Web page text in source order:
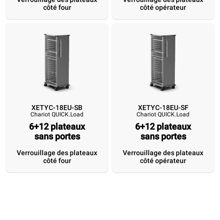
Verrouillage des Verrouillage des
Verrouillage des Verrouillage
côté four
côté opérateur
XETYC-18EU-SB
Chariot QUICK.Load
6+12 plateaux
sans portes
Verrouillage des plateaux
côté four
XETYC-18EU-SF
Chariot QUICK.Load
6+12 plateaux
sans portes
Verrouillage des plateaux
côté opérateur